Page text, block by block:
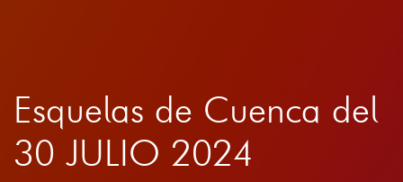
Esquelas de Cuenca del
30 JULIO 2024